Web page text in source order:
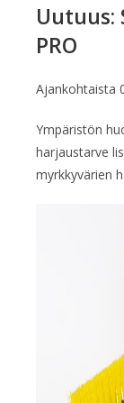
Uutuus:
PRO
Ajankohtaista
Ympäristön
harjaustarve
myrkkyvärien